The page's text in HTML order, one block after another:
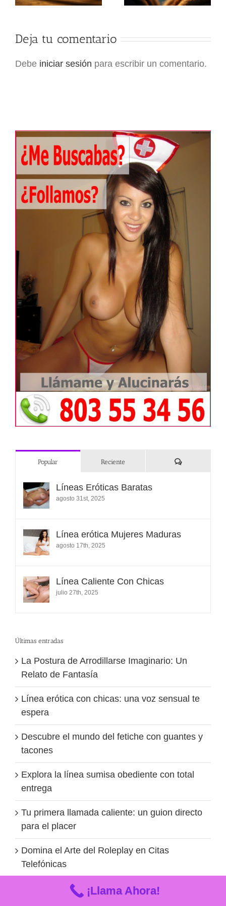
Deja tu comentario
Debe iniciar sesión para escribir un comentario.
Popular Reciente Comentarios
Líneas Eróticas Baratas
agosto 31st, 2025
Línea erótica Mujeres Maduras
agosto 17th, 2025
Línea Caliente Con Chicas
julio 27th, 2025
Últimas entradas
La Postura de Arrodillarse Imaginario: Un
Relato de Fantasía
Línea erótica con chicas: una voz sensual te
espera
Descubre el mundo del fetiche con guantes y
tacones
Explora la línea sumisa obediente con total
entrega
Tu primera llamada caliente: un guion directo
para el placer
Domina el Arte del Roleplay en Citas
Telefónicas
Provocación Verbal: Conviértete en el
¡Llama Ahora!